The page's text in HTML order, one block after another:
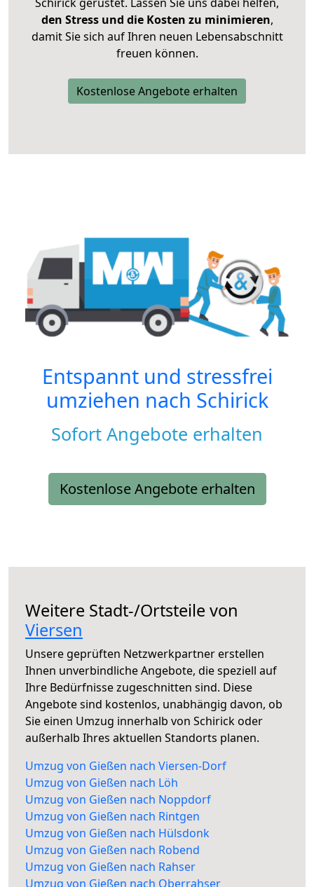
den Stress und die Kosten zu minimieren,
damit Sie sich auf Ihren neuen Lebensabschnitt
freuen können.
Kostenlose Angebote erhalten
Entspannt und stressfrei
umziehen nach Schirick
Sofort Angebote erhalten
Kostenlose Angebote erhalten
Weitere Stadt-/Ortsteile von
Viersen
Unsere geprüften Netzwerkpartner erstellen
Ihnen unverbindliche Angebote, die speziell auf
Ihre Bedürfnisse zugeschnitten sind. Diese
Angebote sind kostenlos, unabhängig davon, ob
Sie einen Umzug innerhalb von Schirick oder
außerhalb Ihres aktuellen Standorts planen.
Umzug von Gießen nach Viersen-Dorf
Umzug von Gießen nach Löh
Umzug von Gießen nach Noppdorf
Umzug von Gießen nach Rintgen
Umzug von Gießen nach Hülsdonk
Umzug von Gießen nach Robend
Umzug von Gießen nach Rahser
Umzug von Gießen nach Oberrahser